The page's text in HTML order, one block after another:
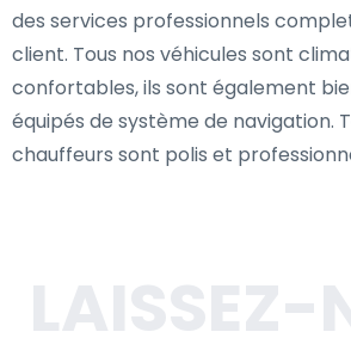
des services professionnels
client. Tous nos véhicules sont
confortables, ils sont également
équipés de système de navigation.
chauffeurs sont polis et